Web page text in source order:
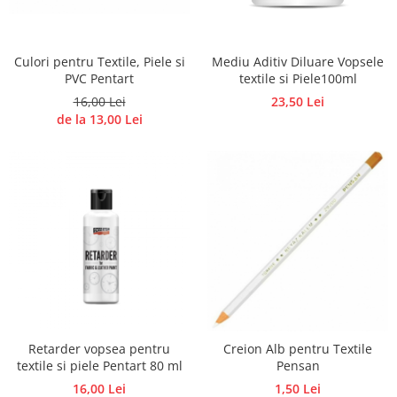
Snur/sfoara/fir
Aplice decor
Stampile, sigilii
Stampile lemn
Stampile silicon
Cutter, trimmer
Perforatoare
Culori pentru Textile, Piele si
PVC Pentart
16,00 Lei
de la 13,00 Lei
Mediu Aditiv Diluare Vopsele
textile si Piele100ml
23,50 Lei
Retarder vopsea pentru
textile si piele Pentart 80 ml
16,00 Lei
Creion Alb pentru Textile
Pensan
1,50 Lei